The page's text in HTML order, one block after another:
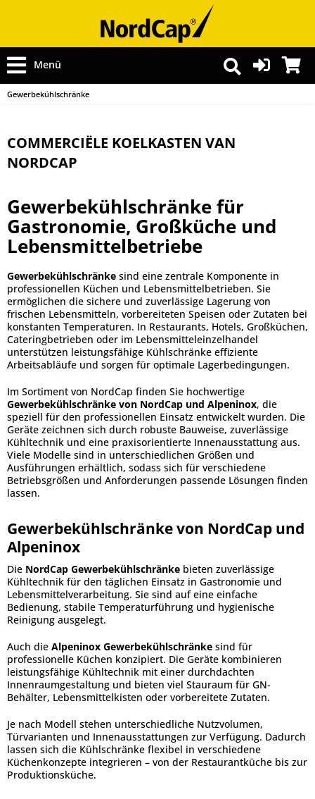
Menü
Gewerbekühlschränke
COMMERCIËLE KOELKASTEN VAN
NORDCAP
Gewerbekühlschränke für
Gastronomie, Großküche und
Lebensmittelbetriebe
Gewerbekühlschränke sind eine zentrale Komponente in
professionellen Küchen und Lebensmittelbetrieben. Sie
ermöglichen die sichere und zuverlässige Lagerung von
frischen Lebensmitteln, vorbereiteten Speisen oder Zutaten bei
konstanten Temperaturen. In Restaurants, Hotels, Großküchen,
Cateringbetrieben oder im Lebensmitteleinzelhandel
unterstützen leistungsfähige Kühlschränke effiziente
Arbeitsabläufe und sorgen für optimale Lagerbedingungen.
Im Sortiment von NordCap finden Sie hochwertige
Gewerbekühlschränke von NordCap und Alpeninox, die
speziell für den professionellen Einsatz entwickelt wurden. Die
Geräte zeichnen sich durch robuste Bauweise, zuverlässige
Kühltechnik und eine praxisorientierte Innenausstattung aus.
Viele Modelle sind in unterschiedlichen Größen und
Ausführungen erhältlich, sodass sich für verschiedene
Betriebsgrößen und Anforderungen passende Lösungen finden
lassen.
Gewerbekühlschränke von NordCap und
Alpeninox
Die NordCap Gewerbekühlschränke bieten zuverlässige
Kühltechnik für den täglichen Einsatz in Gastronomie und
Lebensmittelverarbeitung. Sie sind auf eine einfache
Bedienung, stabile Temperaturführung und hygienische
Reinigung ausgelegt.
Auch die Alpeninox Gewerbekühlschränke sind für
professionelle Küchen konzipiert. Die Geräte kombinieren
leistungsfähige Kühltechnik mit einer durchdachten
Innenraumgestaltung und bieten viel Stauraum für GN-
Behälter, Lebensmittelkisten oder vorbereitete Zutaten.
Je nach Modell stehen unterschiedliche Nutzvolumen,
Türvarianten und Innenausstattungen zur Verfügung. Dadurch
lassen sich die Kühlschränke flexibel in verschiedene
Küchenkonzepte integrieren – von der Restaurantküche bis zur
Produktionsküche.